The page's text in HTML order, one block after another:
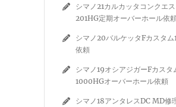
シマノ21カルカッタコンクエス
201HG定期オーバーホール依
シマノ20バルケッタFカスタム
依頼
シマノ19オシアジガーFカスタ
1000HGオーバーホール依頼
シマノ18アンタレスDC MD修